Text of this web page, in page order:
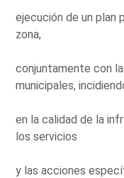
ejecución de un plan
zona,
conjuntamente con
municipales,
en la calidad de la
los servicios
y las acciones